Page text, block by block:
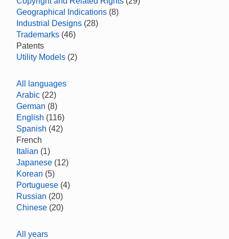
Geographical Indications (8)
Industrial Designs (28)
Trademarks (46)
Patents
Utility Models (2)
All languages
Arabic (22)
German (8)
English (116)
Spanish (42)
French
Italian (1)
Japanese (12)
Korean (5)
Portuguese (4)
Russian (20)
Chinese (20)
All years